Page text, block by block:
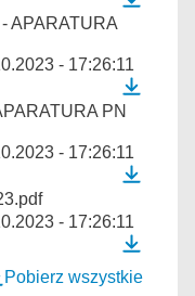
APARATURA
- 17:26:11
PN
- 17:26:11
- 17:26:11
Pobierz wszystkie